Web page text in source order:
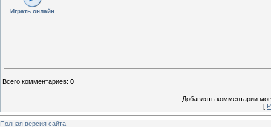
Играть онлайн
Всего комментариев: 0
Добавлять комментарии
[
Полная версия сайта